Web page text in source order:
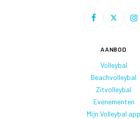
AANBOD
Volleybal
Beachvolleybal
Zitvolleybal
Evenementen
Mijn Volleybal app